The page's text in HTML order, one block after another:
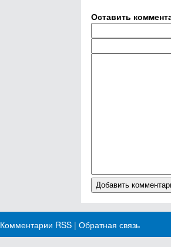
Оставить
Комментарии RSS | Обратная связь